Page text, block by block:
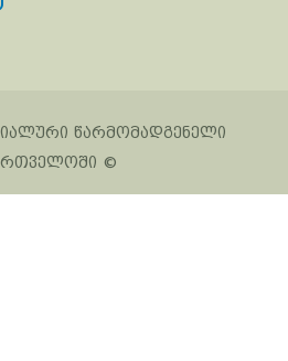
წარმომადგენელი
©